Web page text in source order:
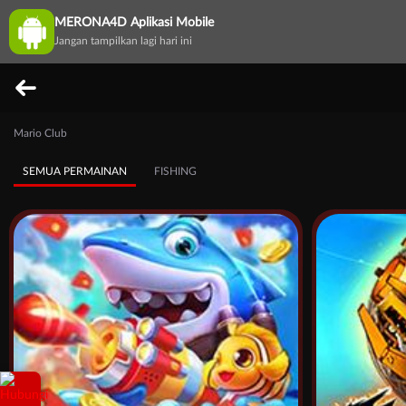
MERONA4D Aplikasi Mobile
Jangan tampilkan lagi hari ini
Mario Club
SEMUA PERMAINAN FISHING